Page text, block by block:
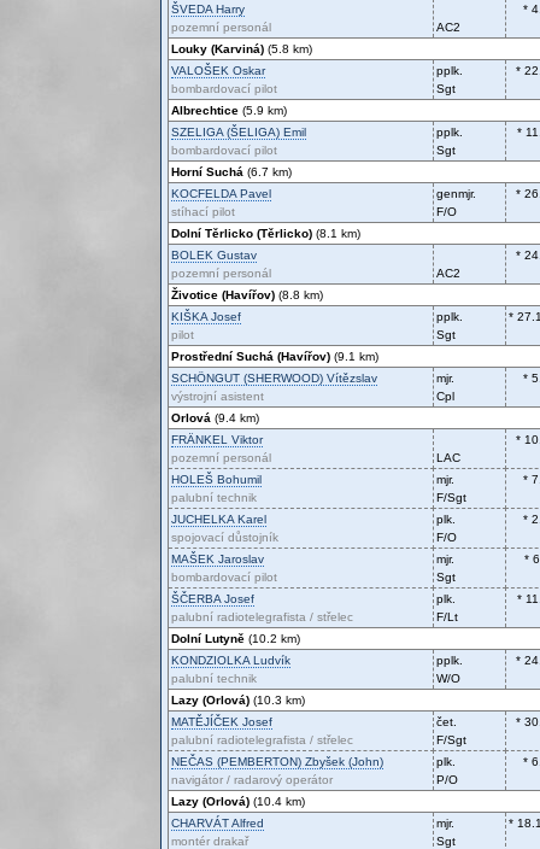
ŠVEDA Harry
pozemní personál
AC2
*
Louky (Karviná) (5.8 km)
VALOŠEK Oskar
bombardovací pilot
pplk.
Sgt
*
Albrechtice (5.9 km)
SZELIGA (ŠELIGA) Emil
bombardovací pilot
pplk.
Sgt
*
Horní Suchá (6.7 km)
KOCFELDA Pavel
stíhací pilot
genmjr.
F/O
*
Dolní Těrlicko (Těrlicko) (8.1 km)
BOLEK Gustav
pozemní personál
AC2
*
Životice (Havířov) (8.8 km)
KIŠKA Josef
pilot
pplk.
Sgt
*
Prostřední Suchá (Havířov) (9.1 km)
SCHÖNGUT (SHERWOOD) Vítězslav
výstrojní asistent
mjr.
Cpl
*
Orlová (9.4 km)
FRÄNKEL
Viktor
pozemní personál
LAC
*
HOLEŠ Bohumil
palubní technik
mjr.
F/Sgt
*
JUCHELKA Karel
spojovací důstojník
plk.
F/O
*
MAŠEK Jaroslav
bombardovací pilot
mjr.
Sgt
*
ŠČERBA Josef
palubní radiotelegrafista / střelec
plk.
F/Lt
*
Dolní Lutyně (10.2 km)
KONDZIOLKA Ludvík
palubní technik
pplk.
W/O
*
Lazy (Orlová) (10.3 km)
MATĚJÍČEK Josef
palubní radiotelegrafista / střelec
čet.
F/Sgt
*
NEČAS (PEMBERTON) Zbyšek (John)
navigátor / radarový operátor
plk.
P/O
*
Lazy (Orlová) (10.4 km)
CHARVÁTAlfred
montér drakař
mjr.
Sgt
*